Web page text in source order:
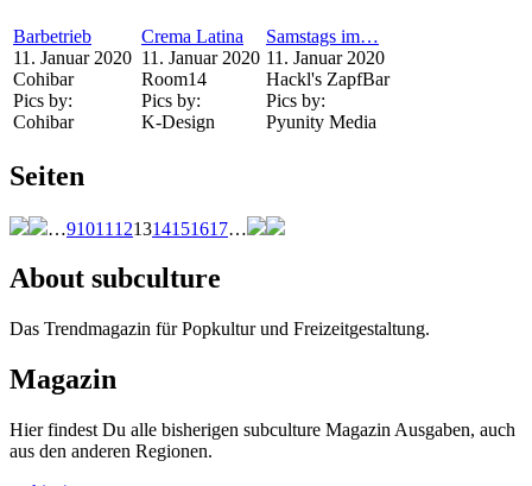
Barbetrieb
11. Januar 2020
Cohibar
Pics by:
Cohibar
Crema Latina
11. Januar 2020
Room14
Pics by:
K-Design
Samstags im…
11. Januar 2020
Hackl's ZapfBar
Pics by:
Pyunity Media
Seiten
…91011 121314151617…
About subculture
Das Trendmagazin für Popkultur und Freizeitgestaltung.
Magazin
Hier findest Du alle bisherigen subculture Magazin Ausgaben, auch
aus den anderen Regionen.